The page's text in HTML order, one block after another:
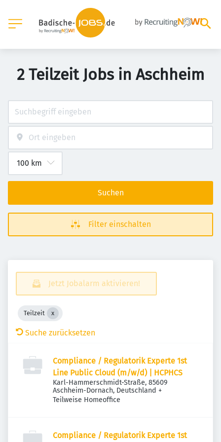
2 Teilzeit Jobs in Aschheim
Suchen
Filter einschalten
Jetzt Jobalarm aktivieren!
Teilzeit
Suche zurücksetzen
Compliance / Regulatorik Experte 1st
Line Public Cloud (m/w/d) | HCPHCS
Karl-Hammerschmidt-Straße, 85609
Aschheim-Dornach, Deutschland +
Teilweise Homeoffice
Compliance / Regulatorik Experte 1st